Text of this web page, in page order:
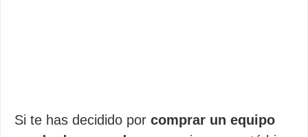
Si te has decidido por comprar un equipo